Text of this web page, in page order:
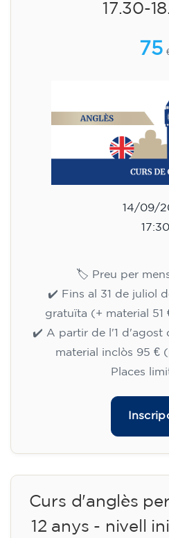
17.30-
75
14/09/
17:30
🏷️ Preu per
✔️ Fins al 31 de juliol
gratuïta (+ material 51
✔️ A partir de l'1 d'agost
material inclòs 95 €
Places
Curs d'anglès
12 anys - nivell